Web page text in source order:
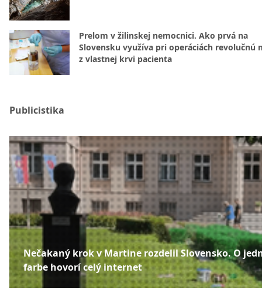
Prelom v žilinskej nemocnici. Ako prvá na
Slovensku využíva pri operáciách revolučnú
z vlastnej krvi pacienta
Publicistika
Nečakaný krok v Martine rozdelil Slovensko. O
farbe hovorí celý internet